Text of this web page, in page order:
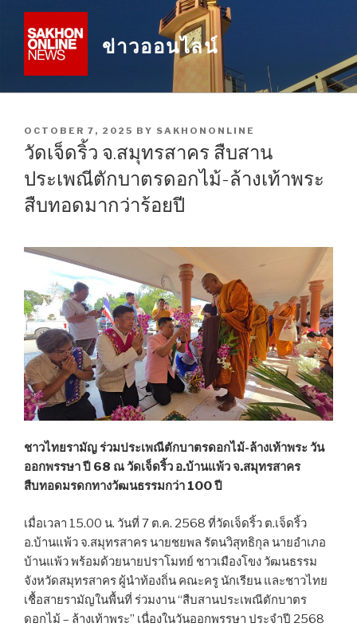
content
ข่าวออนไลน์
POSTED
ON
OCTOBER 7, 2025 BY SAKHONONLINE
วัดเจ็ดริ้ว จ.สมุทรสาคร สืบสาน
ประเพณีตักบาตรดอกไม้-ล้างเท้าพระ
สืบทอดมากว่าร้อยปี
ชาวไทยรามัญ ร่วมประเพณีตักบาตรดอกไม้-ล้างเท้าพระ วัน
ออกพรรษา ปี 68 ณ วัดเจ็ดริ้ว อ.บ้านแพ้ว จ.สมุทรสาคร
สืบทอดมรดกทางวัฒนธรรมกว่า 100 ปี
เมื่อเวลา 15.00 น. วันที่ 7 ต.ค. 2568 ที่วัดเจ็ดริ้ว ต.เจ็ดริ้ว
อ.บ้านแพ้ว จ.สมุทรสาคร นายชยพล รัตนวิสุทธิกุล นายอำเภอ
บ้านแพ้ว พร้อมด้วยนายปราโมทย์ ชาวเมืองโขง วัฒนธรรม
จังหวัดสมุทรสาคร ผู้นำท้องถิ่น คณะครู นักเรียน และชาวไทย
เชื้อสายรามัญในพื้นที่ ร่วมงาน “สืบสานประเพณีตักบาตร
ดอกไม้ – ล้างเท้าพระ” เนื่องในวันออกพรรษา ประจำปี 2568